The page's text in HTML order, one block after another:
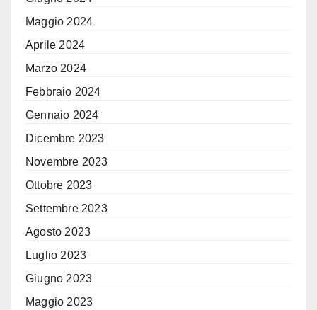
Maggio 2024
Aprile 2024
Marzo 2024
Febbraio 2024
Gennaio 2024
Dicembre 2023
Novembre 2023
Ottobre 2023
Settembre 2023
Agosto 2023
Luglio 2023
Giugno 2023
Maggio 2023